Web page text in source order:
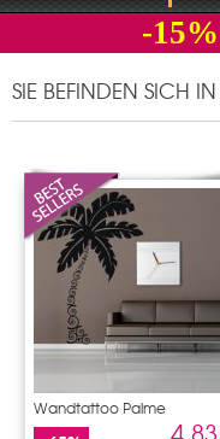
-15%
SIE BEFINDEN SICH
Wandtattoo Palme